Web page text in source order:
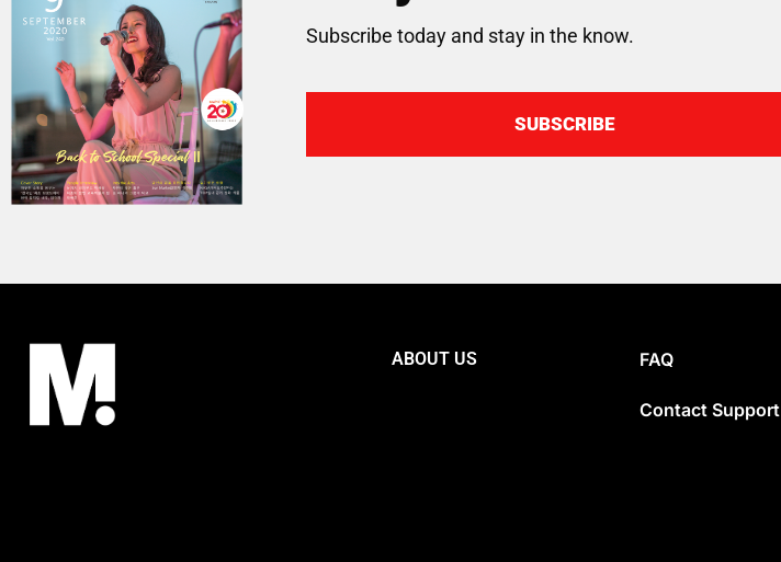
Subscribe today and stay in the know.
SUBSCRIBE
ABOUT US FAQ
Contact Support